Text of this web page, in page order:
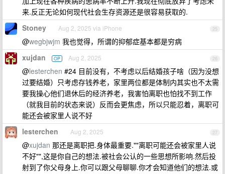
来.反正无论如何现代社会生存资源还是很容易获取的.
25
Stoney Aug 2, 2025 via iPhone
@wegbjwjm 我也觉得，所谓的抑郁症基本都是穷病
26
xujdan OP Aug 2, 2025
@lesterchen #24 目前没有，不考虑以后结婚孩子啥（因为没想
过要结婚）只考虑存钱养老，家里两位都是体制内其实也不太需
要我操心他们退休后的经济养老，我害怕离职也怕找不到工作
（就我目前的状态来说）反而会更焦虑，所以只能忍着，离职可
能还会被家里人说不好
27
lesterchen Aug 2, 2025
@xujdan 那还是离职把.身体最重要.""离职可能还会被家里人说
不好"",这是你自己的想法.被社会公认的一些思想所影响.然后投
射到了你父母身上.你可以跟父母聊聊.你才会知道他们的想法.或